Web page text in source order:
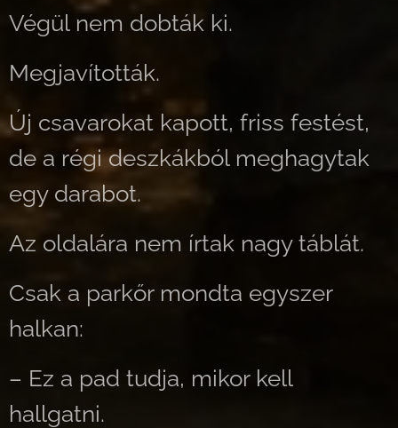
Végül nem dobták ki.
Megjavították.
Új csavarokat kapott, friss festést,
de a régi deszkákból meghagytak
egy darabot.
Az oldalára nem írtak nagy táblát.
Csak a parkőr mondta egyszer
halkan:
– Ez a pad tudja, mikor kell
hallgatni.